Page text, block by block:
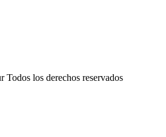
Todos los derechos reservados